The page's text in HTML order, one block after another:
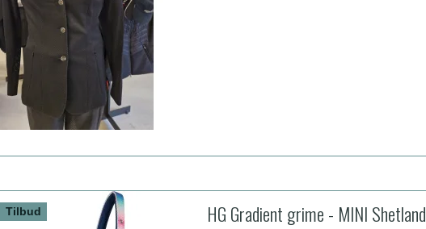
Tilbud HG Gradient grime - MINI Shetland